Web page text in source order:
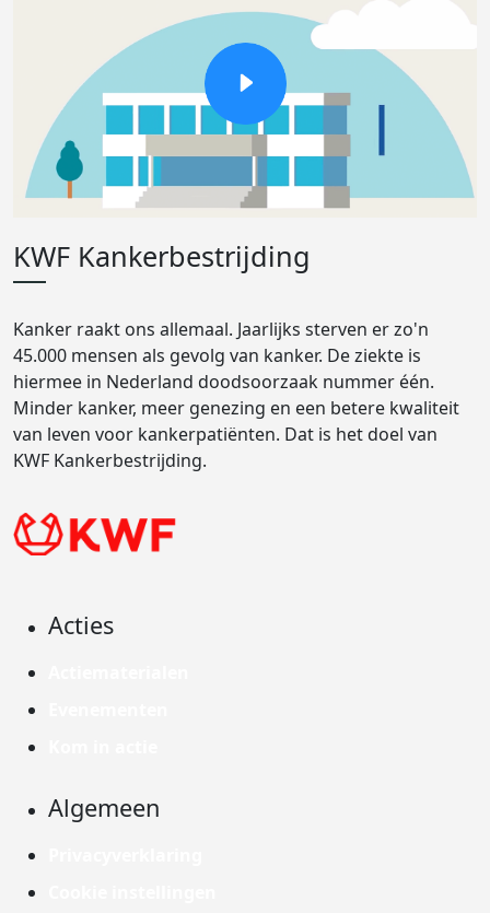
KWF Kankerbestrijding
Kanker raakt ons allemaal. Jaarlijks sterven er zo'n
45.000 mensen als gevolg van kanker. De ziekte is
hiermee in Nederland doodsoorzaak nummer één.
Minder kanker, meer genezing en een betere kwaliteit
van leven voor kankerpatiënten. Dat is het doel van
KWF Kankerbestrijding.
Acties
Algemeen